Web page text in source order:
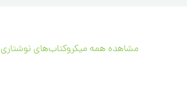
مشاهده همه میکروکتاب‌های نوشتاری